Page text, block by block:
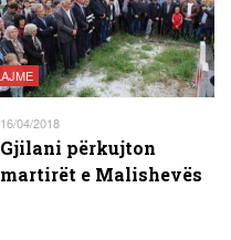
16/04/2018
Gjilani përkujton
martirët e Malishevës